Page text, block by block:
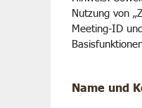
Nutzung von
Meeting-ID
Name und